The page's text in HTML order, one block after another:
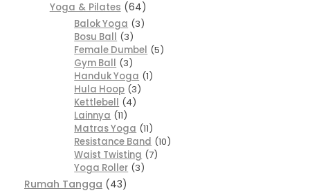
Yoga & Pilates
64
Balok Yoga 3
Bosu Ball 3
Female Dumbel 5
Gym Ball 3
Handuk Yoga 1
Hula Hoop 3
Kettlebell 4
Lainnya 11
Matras Yoga 11
Resistance Band 10
Waist Twisting 7
Yoga Roller 3
Rumah Tangga 43